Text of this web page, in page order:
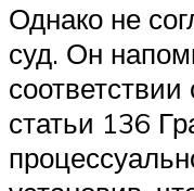
Однако не
суд. Он
статьи 136